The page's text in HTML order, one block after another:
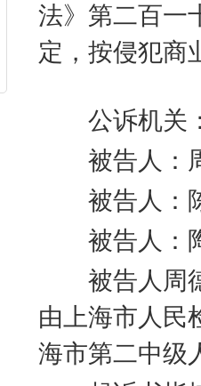
法》第二百一
定，按侵犯商
公诉机关：
被告人：
被告人：
被告人：
被告人周德
由上海市人民
海市第二中级